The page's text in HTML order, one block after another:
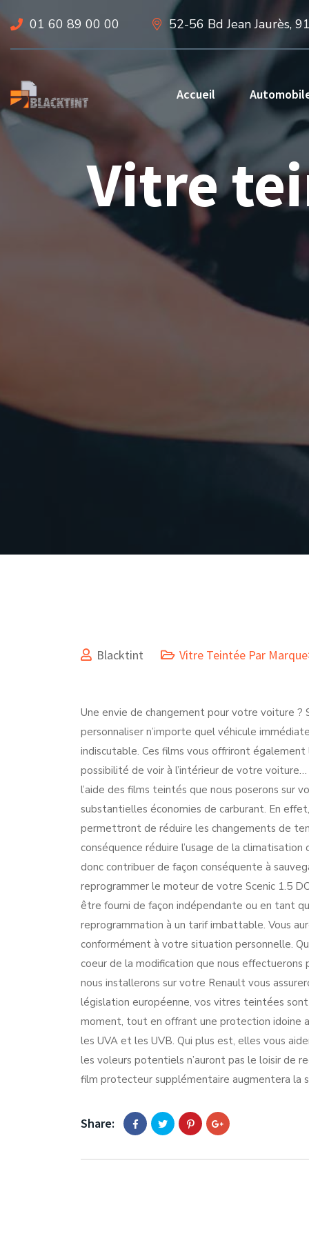
01 60 89 00 00 52-56 Bd Jean Jaurès,
Accueil
Vitre
Blacktint Vitre Teintée Par
Une envie de changement pour votre voiture ?
personnaliser n’importe quel véhicule
indiscutable. Ces films vous offriront
possibilité de voir à l’intérieur de votre
l’aide des films teintés que nous poserons sur
substantielles économies de carburant. En
permettront de réduire les changements de
conséquence réduire l’usage de la
donc contribuer de façon conséquente à
reprogrammer le moteur de votre Scenic 1.5
être fourni de façon indépendante ou en tant
reprogrammation à un tarif imbattable. Vous
conformément à votre situation personnelle.
coeur de la modification que nous
nous installerons sur votre Renault vous
législation européenne, vos vitres teintées
moment, tout en offrant une protection idoine
les UVA et les UVB. Qui plus est, elles vous
les voleurs potentiels n’auront pas le loisir de
film protecteur supplémentaire augmentera la
Share: